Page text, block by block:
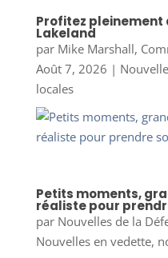
Profitez pleinement
Lakeland
par Mike Marshall,
Août 7, 2026 |
locales
Petits moments,
réaliste pour
par Nouvelles de la
Nouvelles en vedette,